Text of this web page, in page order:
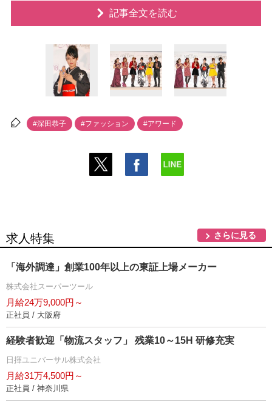
記事全文を読む
#深田恭子 #ファッション #アワード
求人特集 さらに見る
「海外調達」創業100年以上の東証上場メーカー
株式会社スーパーツール
月給24万9,000円～
正社員 / 大阪府
経験者歓迎「物流スタッフ」 残業10～15H 研修充実
日揮ユニバーサル株式会社
月給31万4,500円～
正社員 / 神奈川県